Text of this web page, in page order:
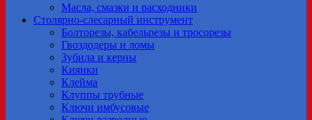
Масла, смазки и расходники
Столярно-слесарный инструмент
Болторезы, кабельрезы и тросорезы
Гвоздодеры и ломы
Зубила и керны
Киянки
Клейма
Клуппы трубные
Ключи имбусовые